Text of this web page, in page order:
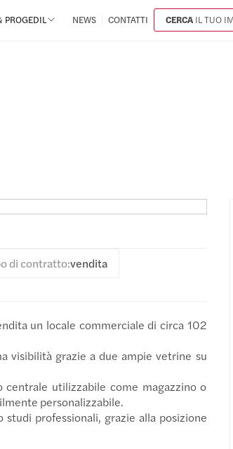
PROGEDIL NEWS CONTATTI CERCAIL TUO
di contratto:vendita
un locale commerciale di circa 102
visibilità grazie a due ampie vetrine su
utilizzabile come magazzino o
personalizzabile.
professionali, grazie alla posizione